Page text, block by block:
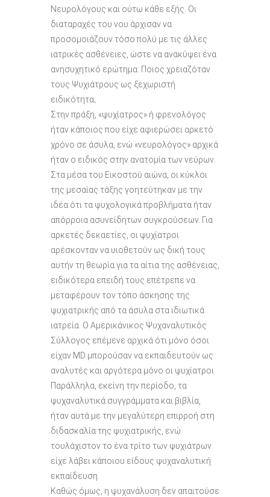
Νευρολόγους και ούτω κάθε εξής. Οι
διαταραχές του νου άρχισαν να
προσομοιάζουν τόσο πολύ με τις άλλες
ιατρικές ασθένειες, ώστε να ανακύψει ένα
ανησυχητικό ερώτημα: Ποιος χρειαζόταν
τους Ψυχιάτρους ως ξεχωριστή
ειδικότητα;
Στην πράξη, «ψυχίατρος» ή φρενολόγος
ήταν κάποιος που είχε αφιερώσει αρκετό
χρόνο σε άσυλα, ενώ «νευρολόγος» αρχικά
ήταν ο ειδικός στην ανατομία των νεύρων.
Στα μέσα του Εικοστού αιώνα, οι κύκλοι
της μεσαίας τάξης γοητεύτηκαν με την
ιδέα ότι τα ψυχολογικά προβλήματα ήταν
απόρροια ασυνείδητων συγκρούσεων. Για
αρκετές δεκαετίες, οι ψυχίατροι
αρέσκονταν να υιοθετούν ως δική τους
αυτήν τη θεωρία για τα αίτια της ασθένειας,
ειδικότερα επειδή τους επέτρεπε να
μεταφέρουν τον τόπο άσκησης της
ψυχιατρικής από τα άσυλα στα ιδιωτικά
ιατρεία. Ο Αμερικάνικος Ψυχαναλυτικός
Σύλλογος επέμενε αρχικά ότι μόνο όσοι
είχαν MD μπορούσαν να εκπαιδευτούν ως
αναλυτές και αργότερα μόνο οι ψυχίατροι
Παράλληλα, εκείνη την περίοδο, τα
ψυχαναλυτικά συγγράμματα και βιβλία,
ήταν αυτά με την μεγαλύτερη επιρροή στη
διδασκαλία της ψυχιατρικής, ενώ
τουλάχιστον το ένα τρίτο των ψυχιάτρων
είχε λάβει κάποιου είδους ψυχαναλυτική
εκπαίδευση.
Καθώς όμως, η ψυχανάλυση δεν απαιτούσε